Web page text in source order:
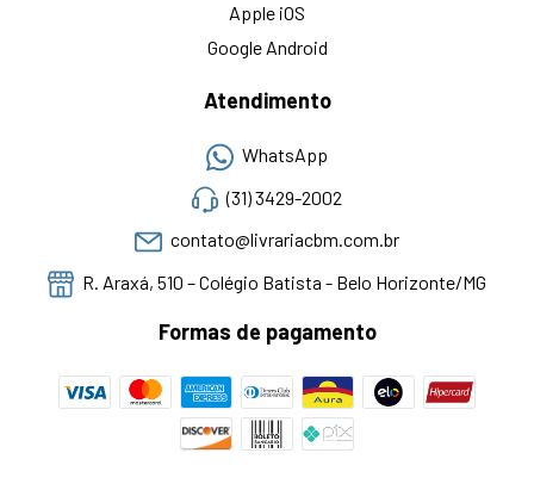
Apple iOS
Google Android
Atendimento
WhatsApp
(31) 3429-2002
contato@livrariacbm.com.br
R. Araxá, 510 – Colégio Batista - Belo Horizonte/MG
Formas de pagamento